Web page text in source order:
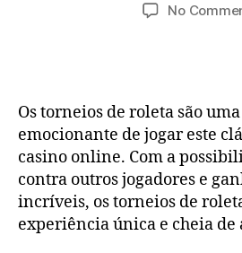
No
Os torneios de roleta são
emocionante de jogar este
casino online. Com a
contra outros jogadores e
incríveis, os torneios de
experiência única e cheia